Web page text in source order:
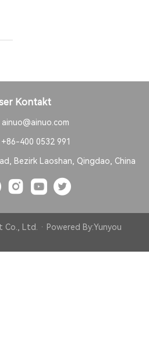
Kontakt
ainuo@ainuo.com
+86-400 0532 991
Bezirk Laoshan, Qingdao, China
Ltd. · Powered By:Yunyou